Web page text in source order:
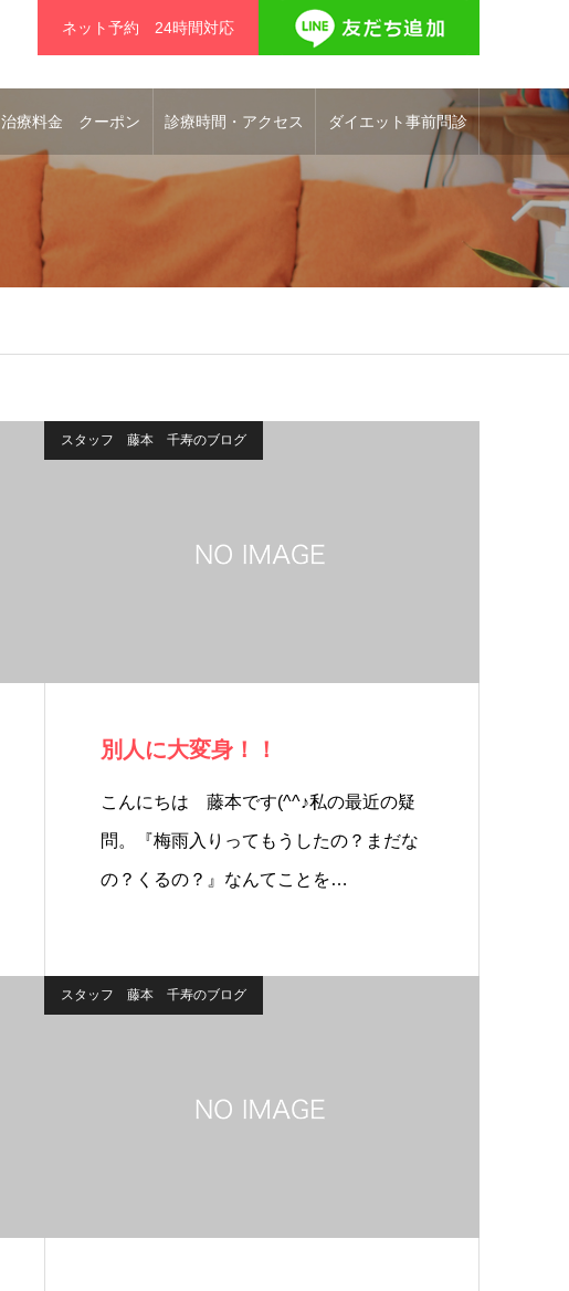
ネット予約 24時間対応
治療料金 クーポン 診療時間・アクセス ダイエット事前問診
スタッフ 藤本 千寿のブログ
別人に大変身！！
こんにちは 藤本です(^^♪私の最近の疑
問。『梅雨入りってもうしたの？まだな
の？くるの？』なんてことを…
スタッフ 藤本 千寿のブログ